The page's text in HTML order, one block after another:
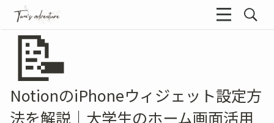
📝
NotionのiPhoneウィジェット設定方
法を解説｜大学生のホーム画面活用